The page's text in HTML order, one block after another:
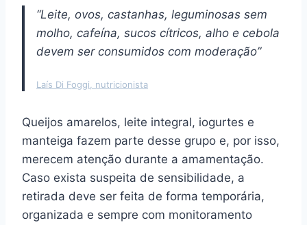
“Leite, ovos, castanhas, leguminosas sem
molho, cafeína, sucos cítricos, alho e cebola
devem ser consumidos com moderação”
Laís Di Foggi, nutricionista
Queijos amarelos, leite integral, iogurtes e
manteiga fazem parte desse grupo e, por isso,
merecem atenção durante a amamentação.
Caso exista suspeita de sensibilidade, a
retirada deve ser feita de forma temporária,
organizada e sempre com monitoramento